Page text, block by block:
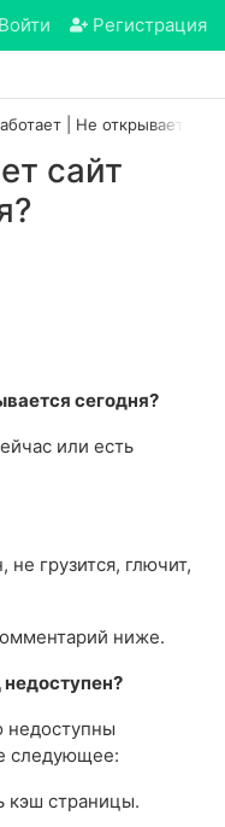
Войти Регистрация
| Не открывается
сайт
сегодня?
или есть
не грузится, глючит,
ниже.
недоступны
следующее:
кэш страницы.